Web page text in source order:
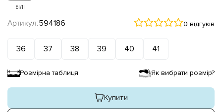
БІЛІ
Артикул:594186 0 відгуків
36 37 38 39 40 41
Розмірна таблиця Як вибрати розмір?
Купити